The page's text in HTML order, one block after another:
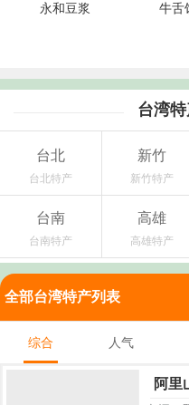
永和豆浆 牛舌
台湾
台北
台北特产
新竹
新竹特产
台南
台南特产
高雄
高雄特产
全部台湾特产列表
综合 人气
阿里